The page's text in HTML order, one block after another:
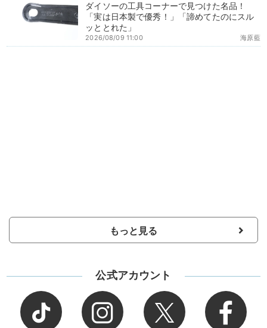
ダイソーの工具コーナーで見つけた名品！
「実は日本製で優秀！」「諦めてたのにスル
ッととれた」
海原藍
2026/08/09 11:00
もっと見る
公式アカウント